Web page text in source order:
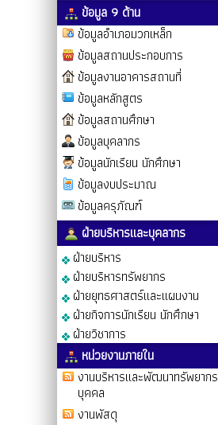
ข้อมูล 9 ด้าน
ข้อมูลอำเภอมวกเหล็ก
ข้อมูลสถานประกอบการ
ข้อมูลงานอาคารสถานที่
ข้อมูลหลักสูตร
ข้อมูลสถานศึกษา
ข้อมูลบุคลากร
ข้อมูลนักเรียน นักศึกษา
ข้อมูลงบประมาณ
ข้อมูลครุภัณฑ์
ฝ่ายบริหารและบุคลากร
ฝ่ายบริหาร
ฝ่ายบริหารทรัพยากร
ฝ่ายยุทธศาสตร์และแผนงาน
ฝ่ายกิจการนักเรียน นักศึกษา
ฝ่ายวิชาการ
หน่วยงานภายใน
งานบริหารและพัฒนาทรัพยากร
บุคคล
งานพัสดุ